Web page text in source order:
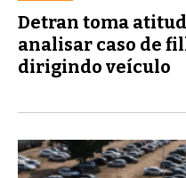
Detran toma
analisar caso de
dirigindo veículo